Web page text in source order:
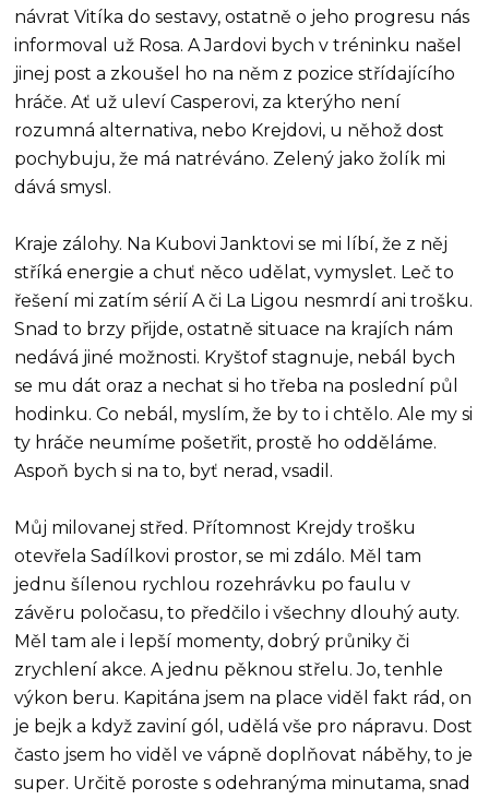
návrat Vitíka do sestavy, ostatně o jeho progresu nás
informoval už Rosa. A Jardovi bych v tréninku našel
jinej post a zkoušel ho na něm z pozice střídajícího
hráče. Ať už uleví Casperovi, za kterýho není
rozumná alternativa, nebo Krejdovi, u něhož dost
pochybuju, že má natréváno. Zelený jako žolík mi
dává smysl.
Kraje zálohy. Na Kubovi Janktovi se mi líbí, že z něj
stříká energie a chuť něco udělat, vymyslet. Leč to
řešení mi zatím sérií A či La Ligou nesmrdí ani trošku.
Snad to brzy přijde, ostatně situace na krajích nám
nedává jiné možnosti. Kryštof stagnuje, nebál bych
se mu dát oraz a nechat si ho třeba na poslední půl
hodinku. Co nebál, myslím, že by to i chtělo. Ale my si
ty hráče neumíme pošetřit, prostě ho odděláme.
Aspoň bych si na to, byť nerad, vsadil.
Můj milovanej střed. Přítomnost Krejdy trošku
otevřela Sadílkovi prostor, se mi zdálo. Měl tam
jednu šílenou rychlou rozehrávku po faulu v
závěru poločasu, to předčilo i všechny dlouhý auty.
Měl tam ale i lepší momenty, dobrý průniky či
zrychlení akce. A jednu pěknou střelu. Jo, tenhle
výkon beru. Kapitána jsem na place viděl fakt rád, on
je bejk a když zaviní gól, udělá vše pro nápravu. Dost
často jsem ho viděl ve vápně doplňovat náběhy, to je
super. Určitě poroste s odehranýma minutama, snad